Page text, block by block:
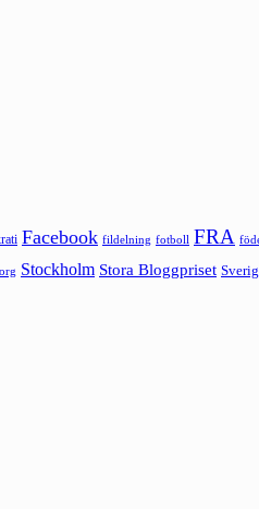
Facebook fildelning fotboll FRA
Stockholm Stora Bloggpriset